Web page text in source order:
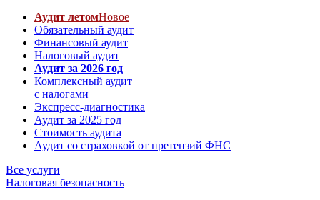
Аудит летомНовое
Обязательный аудит
Финансовый аудит
Налоговый аудит
Аудит за 2026 год
Комплексный аудит
с налогами
Экспресс-диагностика
Аудит за 2025 год
Стоимость аудита
Аудит со страховкой от претензий ФНС
Все услуги
Налоговая безопасность